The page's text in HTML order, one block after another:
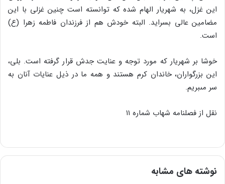
این غزل، به شهریار الهام شده که توانسته است چنین غزلى با این
مضامین عالى بسراید. البته خودش هم از فرزندان فاطمه زهرا (ع)
است.
خوشا بر شهریار که مورد توجه و عنایت جدش قرار گرفته است. بلى،
این بزرگواران، خاندان کرم هستند و همه ما در ذیل عنایات آنان به
سر مى‏بریم.
نقل از فصلنامه شهاب شماره ۱۱
نوشته های مشابه